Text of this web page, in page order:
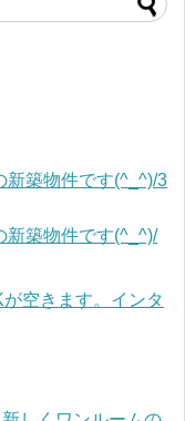
新築物件です(^_^)/3
新築物件です(^_^)/
空きます。インタ